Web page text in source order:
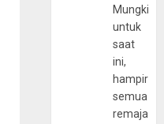
Mungkin
untuk
saat
ini,
hampir
semua
remaja